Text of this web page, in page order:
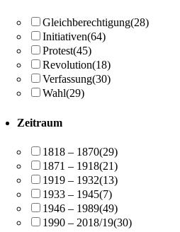
Gleichberechtigung(28)
Initiativen(64)
Protest(45)
Revolution(18)
Verfassung(30)
Wahl(29)
Zeitraum
1818 – 1870(29)
1871 – 1918(21)
1919 – 1932(13)
1933 – 1945(7)
1946 – 1989(49)
1990 – 2018/19(30)